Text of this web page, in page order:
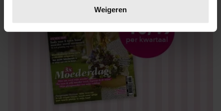
verwerkt en stel uw voorkeuren in het
intrekken in de Cookieverklaring.
We gebruiken cookies om content en advertenties te
personaliseren, om functies voor social media te bieden
en om ons websiteverkeer te analyseren. Ook delen we
informatie over uw gebruik van onze site met onze
partners voor social media, adverteren en analyse. Deze
Weigeren